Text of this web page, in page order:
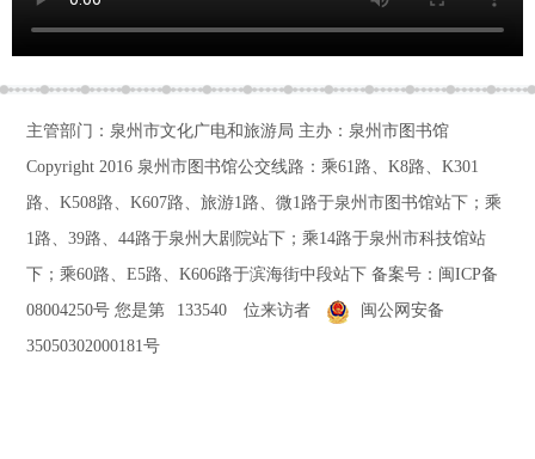
主管部门：泉州市文化广电和旅游局 主办：泉州市图书馆
Copyright 2016 泉州市图书馆公交线路：乘61路、K8路、K301
路、K508路、K607路、旅游1路、微1路于泉州市图书馆站下；乘
1路、39路、44路于泉州大剧院站下；乘14路于泉州市科技馆站
下；乘60路、E5路、K606路于滨海街中段站下备案号： 闽ICP备
08004250号 您是第 133540 位来访者
闽公网安备
35050302000181号